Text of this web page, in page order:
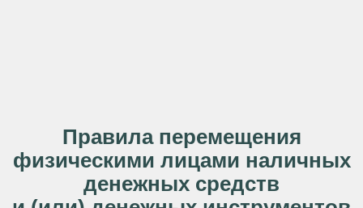
Правила перемещения
физическими лицами наличных
денежных средств